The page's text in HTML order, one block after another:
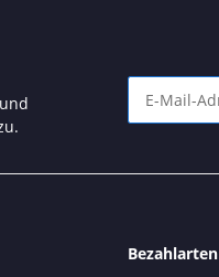
Bezahlarten